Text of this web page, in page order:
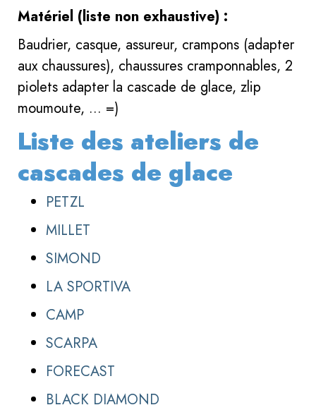
Matériel (liste non exhaustive) :
Baudrier, casque, assureur, crampons (adapter
aux chaussures), chaussures cramponnables, 2
piolets adapter la cascade de glace, zlip
moumoute, ... =)
Liste des ateliers de
cascades de glace
PETZL
MILLET
SIMOND
LA SPORTIVA
CAMP
SCARPA
FORECAST
BLACK DIAMOND